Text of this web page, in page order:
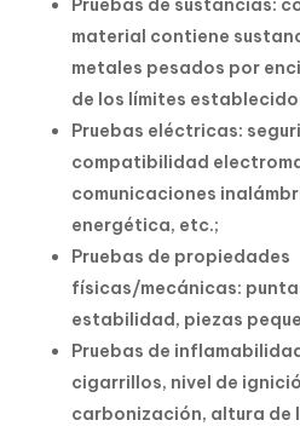
Pruebas de sustancias:
material contiene
metales pesados ​​por
de los límites
Pruebas eléctricas:
compatibilidad
comunicaciones
energética, etc.;
Pruebas de propiedades
físicas/mecánicas:
estabilidad, piezas
Pruebas de
cigarrillos, nivel de
carbonización, altura de